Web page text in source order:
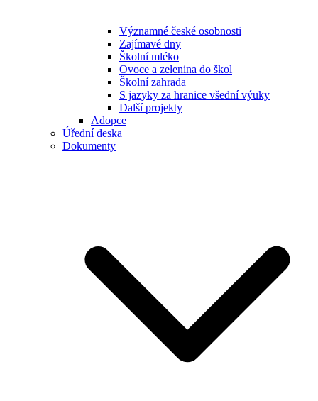
Významné české osobnosti
Zajímavé dny
Školní mléko
Ovoce a zelenina do škol
Školní zahrada
S jazyky za hranice všední výuky
Další projekty
Adopce
Úřední deska
Dokumenty